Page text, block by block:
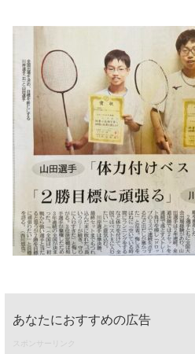
あなたにおすすめの広告